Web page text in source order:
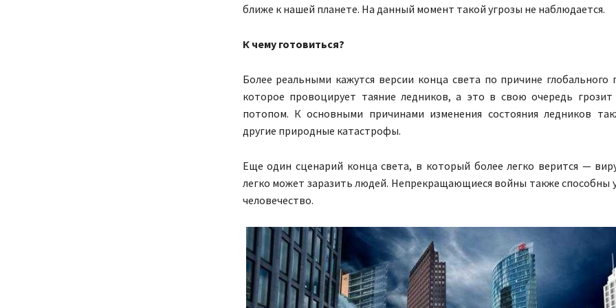
ближе к нашей планете. На данный момент такой угрозы не наблюдается.
К чему готовиться?
Более реальными кажутся версии конца света по причине глобального
которое провоцирует таяние ледников, а это в свою очередь
потопом. К основными причинами изменения состояния ледников
другие природные катастрофы.
Еще один сценарий конца света, в который более легко верится —
легко может заразить людей. Непрекращающиеся войны также способны
человечество.